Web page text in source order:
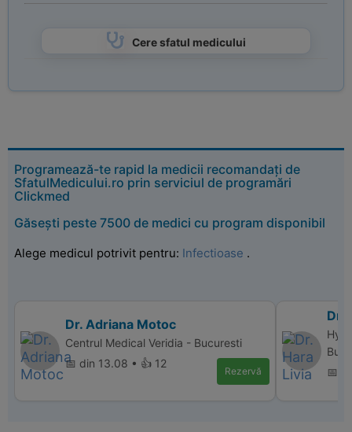
Cere sfatul medicului
Programează-te rapid la medicii recomandați de
SfatulMedicului.ro prin serviciul de programări
Clickmed
Găsești peste 7500 de medici cu program disponibil
Alege medicul potrivit pentru: Infectioase .
Dr. Adriana Motoc
Centrul Medical Veridia - Bucuresti
📅 din 13.08 • 👍 12
Rezervă
Dr.
📅